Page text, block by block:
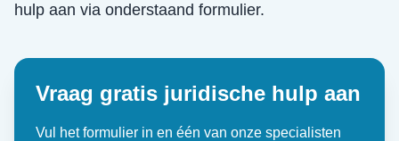
hulp aan via onderstaand formulier.
Vraag gratis juridische hulp aan
Vul het formulier in en één van onze specialisten